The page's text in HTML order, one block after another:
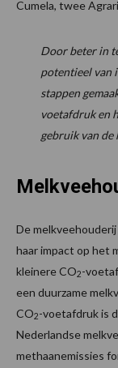
Cumela, twee
Door beter in
potentieel van
stappen
voetafdruk en
gebruik van de
De
haar impact op het
kleinere CO2-
een duurzame
CO2-voetafdruk is
Nederlandse
methaanemissies